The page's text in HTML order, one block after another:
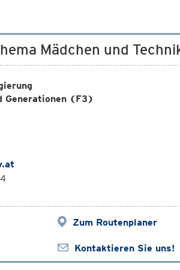
Mädchen und
Generationen (F3)
Zum Routenplaner
Kontaktieren Sie uns!